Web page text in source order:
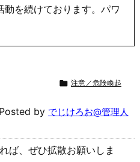
を続けております。パワ
 注意／危険喚起
Posted by でじけろお@管理人
ば、ぜひ拡散お願いしま